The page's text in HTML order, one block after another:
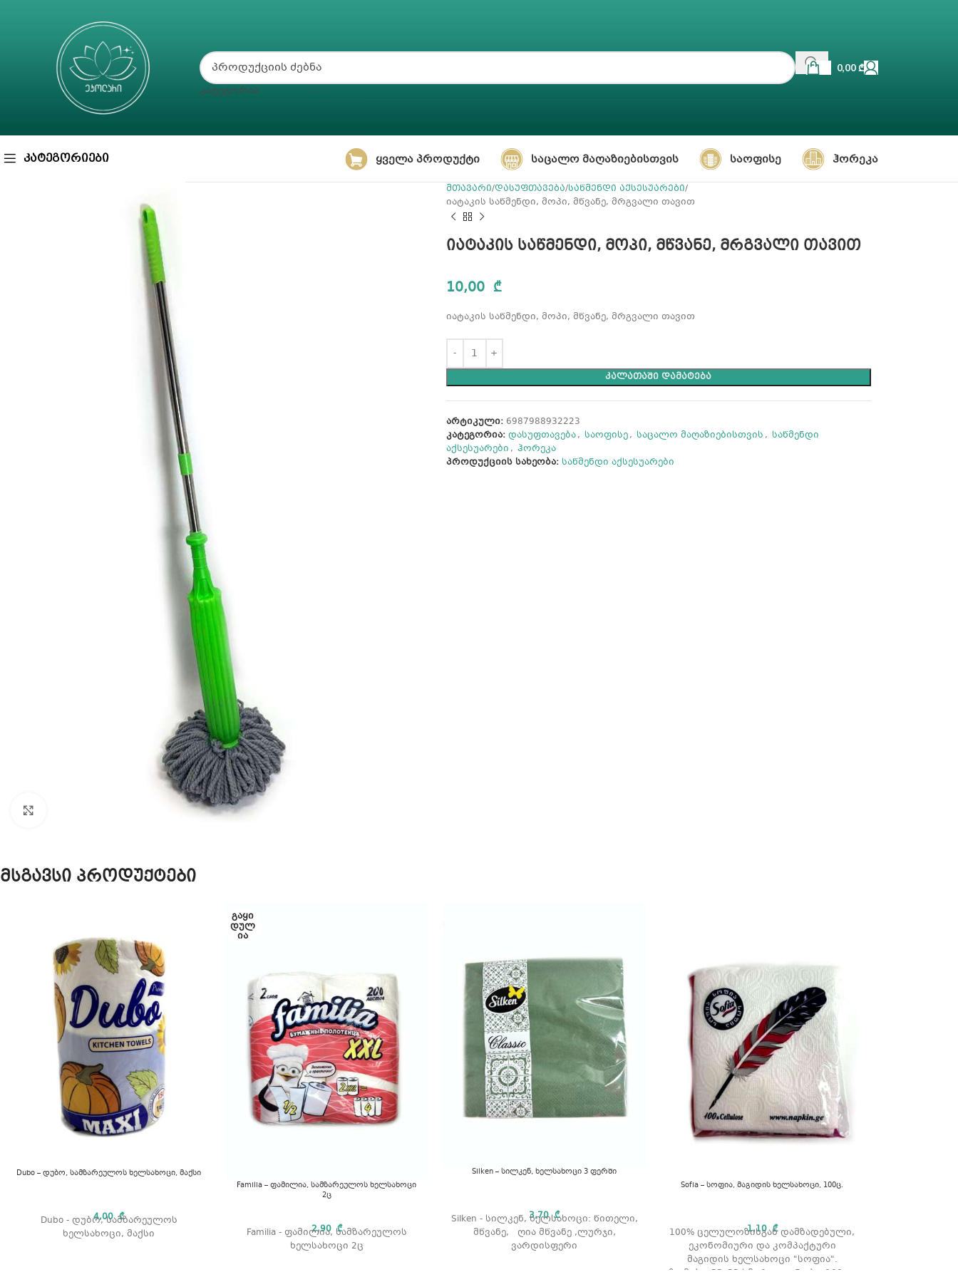
ᲙᲐᲢᲔᲒᲝᲠᲘᲐ
0,00₾
ᲙᲐᲢᲔᲒᲝᲠᲘᲔᲑᲘ ᲧᲕᲔᲚᲐ ᲞᲠᲝᲓᲣᲥᲢᲘ ᲡᲐᲪᲐᲚᲝ ᲛᲐᲦᲐᲖᲘᲔᲑᲘᲡᲗᲕᲘᲡ ᲡᲐᲝᲤᲘᲡᲔ ᲰᲝᲠᲔᲙᲐ
მთავარი დასუფთავება საწმენდი აქსესუარები
იატაკის საწმენდი, მოპი, მწვანე, მრგვალი თავით
იატაკის საწმენდი, მოპი, მწვანე, მრგვალი თავით
10,00 ₾
იატაკის საწმენდი, მოპი, მწვანე, მრგვალი თავით
ᲙᲐᲚᲐᲗᲐᲨᲘ ᲓᲐᲛᲐᲢᲔᲑᲐ
არტიკული: 6987988932223
კატეგორია: დასუფთავება, საოფისე, საცალო მაღაზიებისთვის , საწმენდი
აქსესუარები , ჰორეკა
პროდუქციის სახეობა: საწმენდი აქსესუარები
მსგავსი პროდუქტები
Dubo – დუბო, სამზარეულოს ხელსახოცი, მაქსი
4,00₾
Dubo - დუბო, სამზარეულოს
ხელსახოცი, მაქსი
ᲒᲐᲧᲘ
ᲓᲣᲚ
ᲘᲐ
Familia – ფამილია, სამზარეულოს ხელსახოცი
2ც
2,90₾
Familia - ფამილია, სამზარეულოს
ხელსახოცი 2ც
Silken – სილკენ, ხელსახოცი 3 ფერში
3,70₾
Silken - სილკენ, ხელსახოცი: წითელი,
მწვანე, ღია მწვანე ,ლურჯი,
ვარდისფერი
Sofia – სოფია, მაგიდის ხელსახოცი, 100ც.
1,10₾
100% ცელულოზისგან დამზადებული,
ეკონომიური და კომპაქტური
მაგიდის ხელსახოცი "სოფია".
ზომები: 33x33 სმ. რაოდენობა: 100 ც.